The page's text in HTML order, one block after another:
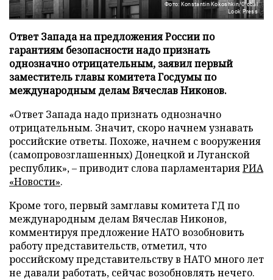
Фото: Konstantin Kokoshkin/Global
Look Press
Ответ Запада на предложения России по
гарантиям безопасности надо признать
однозначно отрицательным, заявил первый
заместитель главы комитета Госдумы по
международным делам Вячеслав Никонов.
«Ответ Запада надо признать однозначно
отрицательным. Значит, скоро начнем узнавать
российские ответы. Похоже, начнем с вооружения
(самопровозглашенных) Донецкой и Луганской
республик», – приводит слова парламентарияРИА
«Новости».
Кроме того, первый замглавы комитета ГД по
международным делам Вячеслав Никонов,
комментируя предложение НАТО возобновить
работу представительств, отметил, что
российскому представительству в НАТО много лет
не давали работать, сейчас возобновлять нечего.